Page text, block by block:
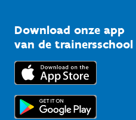
Bedrijven
Trainers en begeleiders
Topsporters
Kennisplatform
Downloads
Voor de pers
Download onze app
van de trainersschool